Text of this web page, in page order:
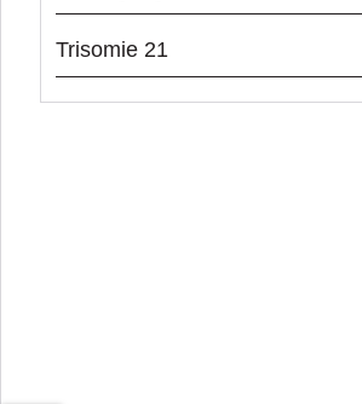
Trisomie 21